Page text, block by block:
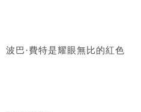
波巴·費特是耀眼無比的紅色